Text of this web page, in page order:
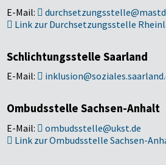
E-Mail:
Link zur Durchsetzungsstelle
Schlichtungsstelle Saarland
E-Mail:
Ombudsstelle Sachsen-Anhalt
E-Mail:
ombudsstelle@ukst.de
Link zur Ombudsstelle Sachsen-